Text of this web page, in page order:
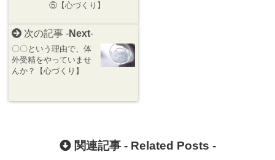
⑤【心づくり】
次の記事 -Next-
〇〇という理由で、体
外受精をやっていませ
んか？【心づくり】
関連記事 - Related Posts -